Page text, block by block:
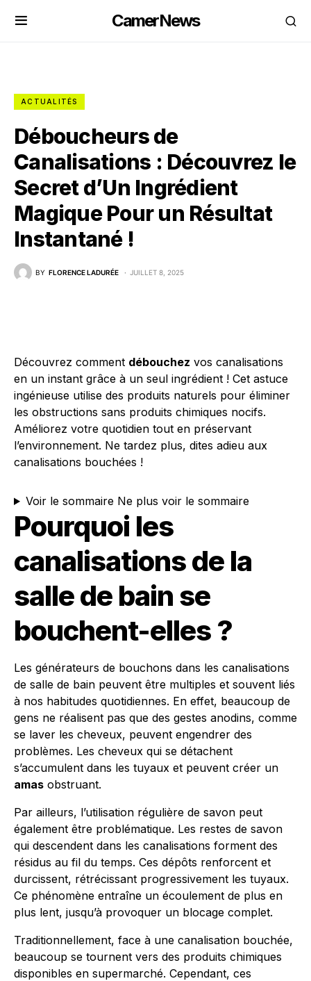
CamerNews
ACTUALITÉS
Déboucheurs de
Canalisations : Découvrez le
Secret d’Un Ingrédient
Magique Pour un Résultat
Instantané !
BY FLORENCE LADURÉE JUILLET 8, 2025
Découvrez comment débouchez vos canalisations
en un instant grâce à un seul ingrédient ! Cet astuce
ingénieuse utilise des produits naturels pour éliminer
les obstructions sans produits chimiques nocifs.
Améliorez votre quotidien tout en préservant
l’environnement. Ne tardez plus, dites adieu aux
canalisations bouchées !
Voir le sommaire Ne plus voir le sommaire
Pourquoi les
canalisations de la
salle de bain se
bouchent-elles ?
Les générateurs de bouchons dans les canalisations
de salle de bain peuvent être multiples et souvent liés
à nos habitudes quotidiennes. En effet, beaucoup de
gens ne réalisent pas que des gestes anodins, comme
se laver les cheveux, peuvent engendrer des
problèmes. Les cheveux qui se détachent
s’accumulent dans les tuyaux et peuvent créer un
amas obstruant.
Par ailleurs, l’utilisation régulière de savon peut
également être problématique. Les restes de savon
qui descendent dans les canalisations forment des
résidus au fil du temps. Ces dépôts renforcent et
durcissent, rétrécissant progressivement les tuyaux.
Ce phénomène entraîne un écoulement de plus en
plus lent, jusqu’à provoquer un blocage complet.
Traditionnellement, face à une canalisation bouchée,
beaucoup se tournent vers des produits chimiques
disponibles en supermarché. Cependant, ces